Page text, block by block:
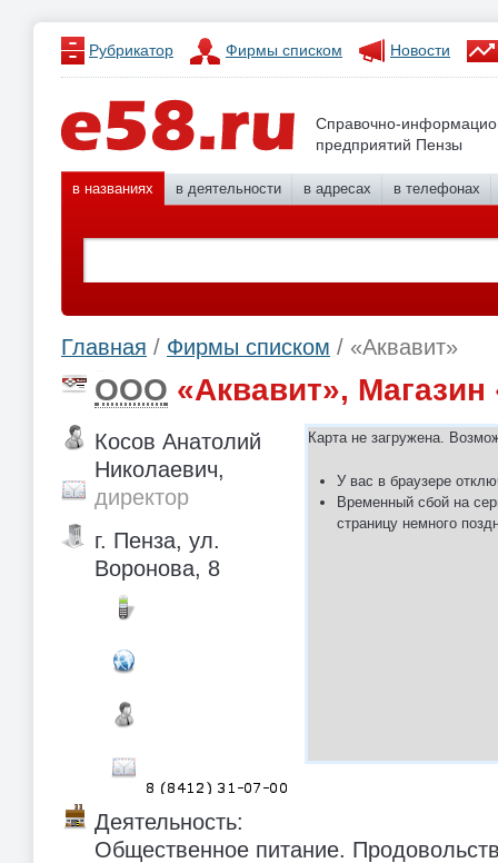
Рубрикатор Фирмы списком Новости
Справочно-
предприятий Пензы
в названиях в деятельности в адресах в телефонах
Главная / Фирмы списком / «Аквавит»
ООО «Аквавит»,
Карта не загружена.
У вас в браузере
Временный сбой на
страницу немного
Косов Анатолий
Николаевич,
директор
г. Пенза, ул.
Воронова, 8
Деятельность:
Общественное питание.